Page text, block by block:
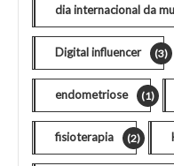
dia internacional da
Digital influencer (3)
endometriose (1)
fisioterapia (2)